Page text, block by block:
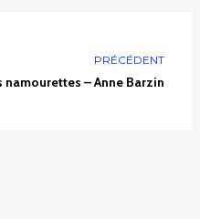
PRÉCÉDENT
namourettes – Anne Barzin